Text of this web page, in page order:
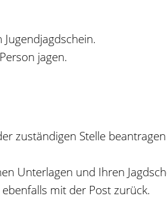
jagen.
zuständigen Stelle
Unterlagen und Ihren
mit der Post zurück.